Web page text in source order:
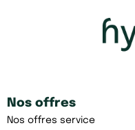
Nos offres
Nos offres service